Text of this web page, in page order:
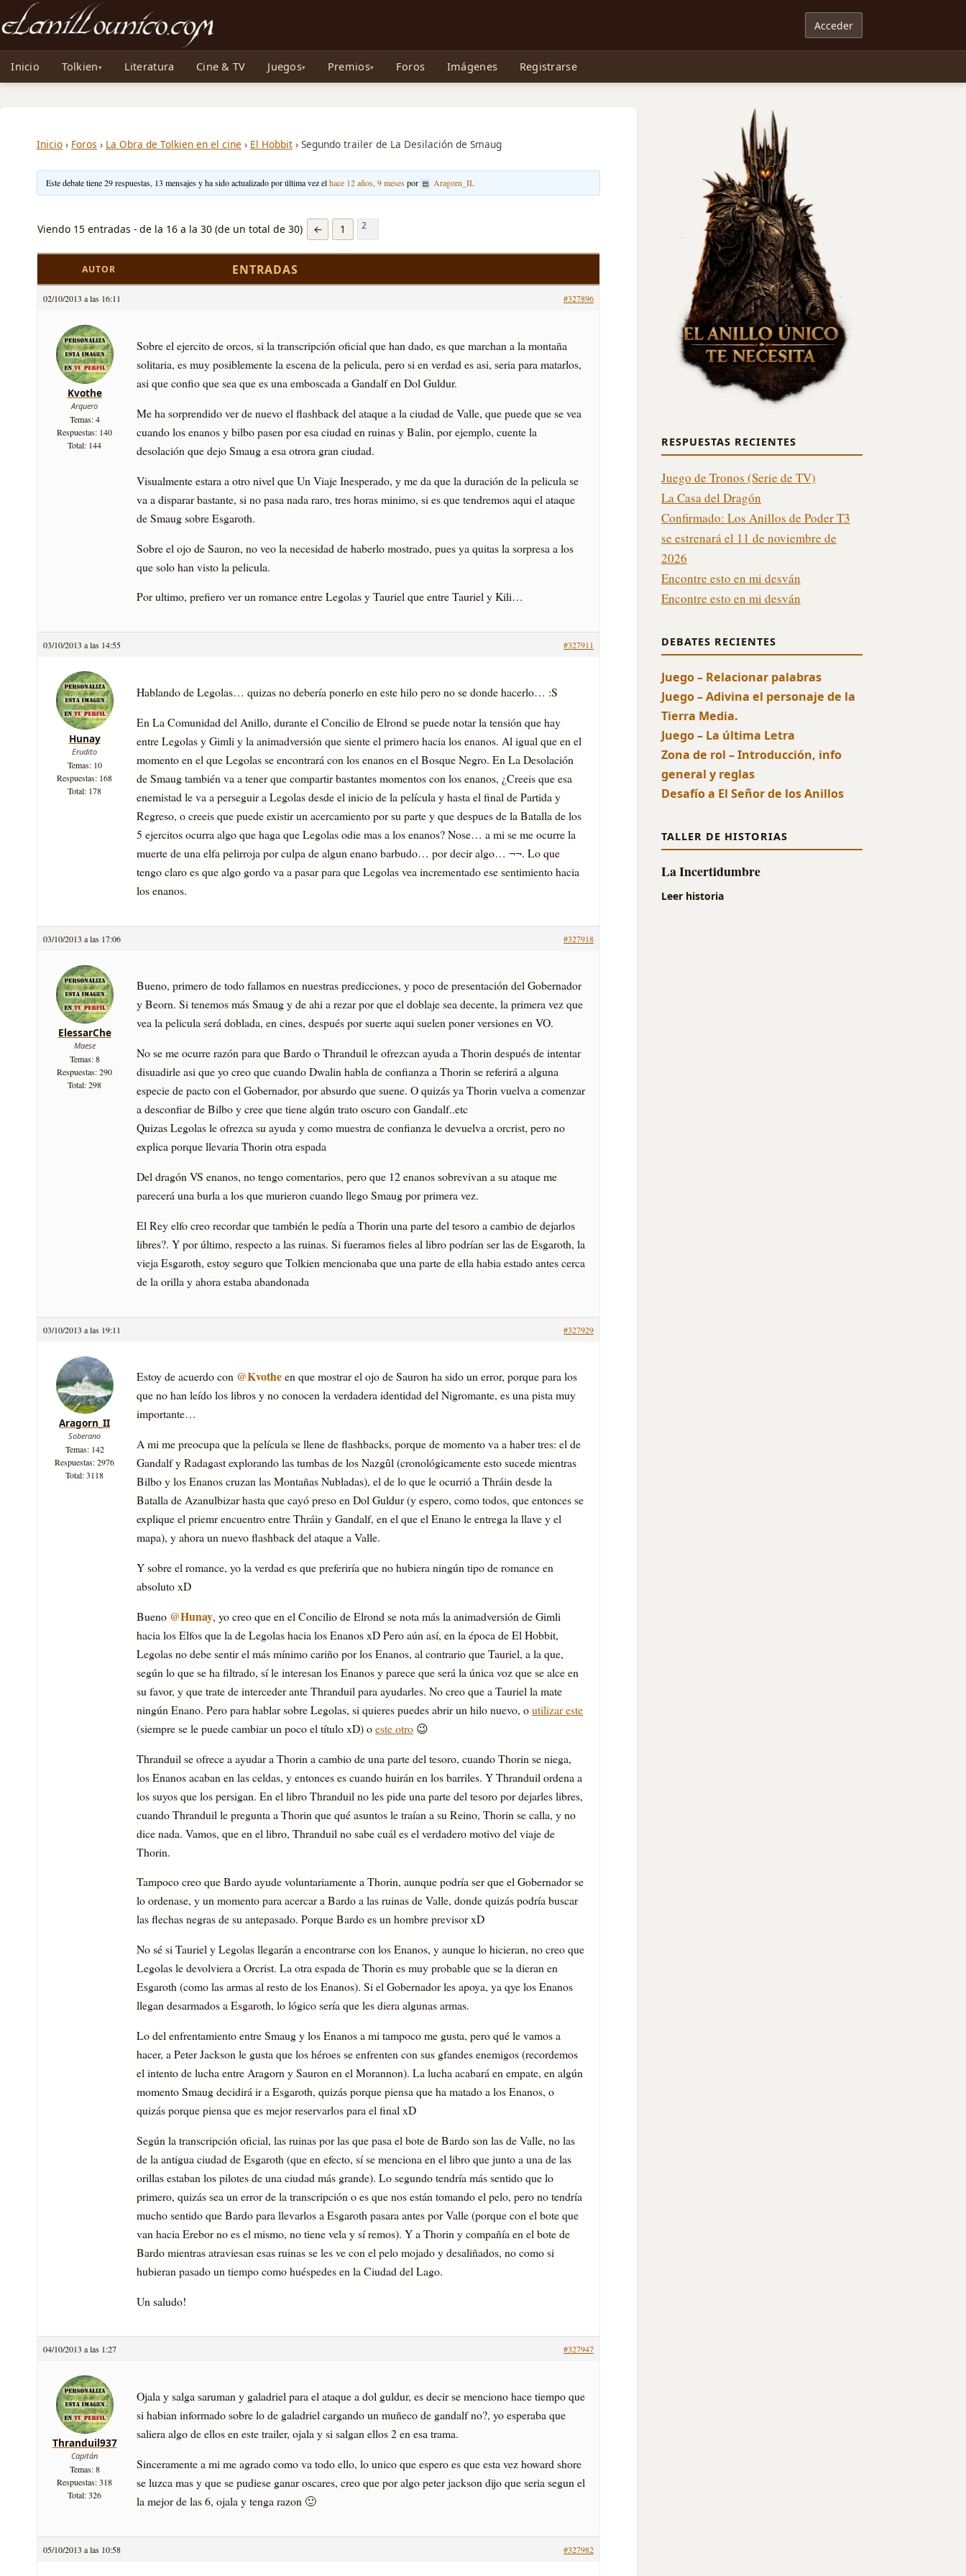
Noticias sobre Tolkien: El Señor de los Anillos, Los Anillos de Poder, La Caza de Gollum, la Tolkienpedia y más
Acceder
Inicio Tolkien Literatura Cine & TV Juegos Premios Foros Imágenes Registrarse
Inicio › Foros › La Obra de Tolkien en el cine › El Hobbit › Segundo trailer de La Desilación de Smaug
Este debate tiene 29 respuestas, 13 mensajes y ha sido actualizado por última vez elhace 12 años, 9 mesespor Aragorn_II.
Viendo 15 entradas - de la 16 a la 30 (de un total de 30) ← 1 2
AUTOR ENTRADAS
02/10/2013 a las 16:11 #327896
Kvothe
Arquero
Temas: 4
Respuestas: 140
Total: 144
Sobre el ejercito de orcos, si la transcripción oficial que han dado, es que marchan a la montaña
solitaria, es muy posiblemente la escena de la pelicula, pero si en verdad es asi, seria para matarlos,
asi que confio que sea que es una emboscada a Gandalf en Dol Guldur.
Me ha sorprendido ver de nuevo el flashback del ataque a la ciudad de Valle, que puede que se vea
cuando los enanos y bilbo pasen por esa ciudad en ruinas y Balin, por ejemplo, cuente la
desolación que dejo Smaug a esa otrora gran ciudad.
Visualmente estara a otro nivel que Un Viaje Inesperado, y me da que la duración de la pelicula se
va a disparar bastante, si no pasa nada raro, tres horas minimo, si es que tendremos aqui el ataque
de Smaug sobre Esgaroth.
Sobre el ojo de Sauron, no veo la necesidad de haberlo mostrado, pues ya quitas la sorpresa a los
que solo han visto la pelicula.
Por ultimo, prefiero ver un romance entre Legolas y Tauriel que entre Tauriel y Kili…
03/10/2013 a las 14:55 #327911
Hunay
Erudito
Temas: 10
Respuestas: 168
Total: 178
Hablando de Legolas… quizas no debería ponerlo en este hilo pero no se donde hacerlo… :S
En La Comunidad del Anillo, durante el Concilio de Elrond se puede notar la tensión que hay
entre Legolas y Gimli y la animadversión que siente el primero hacia los enanos. Al igual que en el
momento en el que Legolas se encontrará con los enanos en el Bosque Negro. En La Desolación
de Smaug también va a tener que compartir bastantes momentos con los enanos, ¿Creeis que esa
enemistad le va a perseguir a Legolas desde el inicio de la película y hasta el final de Partida y
Regreso, o creeis que puede existir un acercamiento por su parte y que despues de la Batalla de los
5 ejercitos ocurra algo que haga que Legolas odie mas a los enanos? Nose… a mi se me ocurre la
muerte de una elfa pelirroja por culpa de algun enano barbudo… por decir algo… ¬¬. Lo que
tengo claro es que algo gordo va a pasar para que Legolas vea incrementado ese sentimiento hacia
los enanos.
03/10/2013 a las 17:06 #327918
ElessarChe
Maese
Temas: 8
Respuestas: 290
Total: 298
Bueno, primero de todo fallamos en nuestras predicciones, y poco de presentación del Gobernador
y Beorn. Si tenemos más Smaug y de ahi a rezar por que el doblaje sea decente, la primera vez que
vea la pelicula será doblada, en cines, después por suerte aqui suelen poner versiones en VO.
No se me ocurre razón para que Bardo o Thranduil le ofrezcan ayuda a Thorin después de intentar
disuadirle asi que yo creo que cuando Dwalin habla de confianza a Thorin se referirá a alguna
especie de pacto con el Gobernador, por absurdo que suene. O quizás ya Thorin vuelva a comenzar
a desconfiar de Bilbo y cree que tiene algún trato oscuro con Gandalf..etc
Quizas Legolas le ofrezca su ayuda y como muestra de confianza le devuelva a orcrist, pero no
explica porque llevaria Thorin otra espada
Del dragón VS enanos, no tengo comentarios, pero que 12 enanos sobrevivan a su ataque me
parecerá una burla a los que murieron cuando llego Smaug por primera vez.
El Rey elfo creo recordar que también le pedía a Thorin una parte del tesoro a cambio de dejarlos
libres?. Y por último, respecto a las ruinas. Si fueramos fieles al libro podrían ser las de Esgaroth, la
vieja Esgaroth, estoy seguro que Tolkien mencionaba que una parte de ella habia estado antes cerca
de la orilla y ahora estaba abandonada
03/10/2013 a las 19:11 #327929
Aragorn_II
Soberano
Temas: 142
Respuestas: 2976
Total: 3118
Estoy de acuerdo con @Kvotheen que mostrar el ojo de Sauron ha sido un error, porque para los
que no han leído los libros y no conocen la verdadera identidad del Nigromante, es una pista muy
importante…
A mi me preocupa que la película se llene de flashbacks, porque de momento va a haber tres: el de
Gandalf y Radagast explorando las tumbas de los Nazgûl (cronológicamente esto sucede mientras
Bilbo y los Enanos cruzan las Montañas Nubladas), el de lo que le ocurrió a Thráin desde la
Batalla de Azanulbizar hasta que cayó preso en Dol Guldur (y espero, como todos, que entonces se
explique el priemr encuentro entre Thráin y Gandalf, en el que el Enano le entrega la llave y el
mapa), y ahora un nuevo flashback del ataque a Valle.
Y sobre el romance, yo la verdad es que preferiría que no hubiera ningún tipo de romance en
absoluto xD
Bueno @Hunay, yo creo que en el Concilio de Elrond se nota más la animadversión de Gimli
hacia los Elfos que la de Legolas hacia los Enanos xD Pero aún así, en la época de El Hobbit,
Legolas no debe sentir el más mínimo cariño por los Enanos, al contrario que Tauriel, a la que,
según lo que se ha filtrado, sí le interesan los Enanos y parece que será la única voz que se alce en
su favor, y que trate de interceder ante Thranduil para ayudarles. No creo que a Tauriel la mate
ningún Enano. Pero para hablar sobre Legolas, si quieres puedes abrir un hilo nuevo, outilizar este
(siempre se le puede cambiar un poco el título xD) oeste otro 😉
Thranduil se ofrece a ayudar a Thorin a cambio de una parte del tesoro, cuando Thorin se niega,
los Enanos acaban en las celdas, y entonces es cuando huirán en los barriles. Y Thranduil ordena a
los suyos que los persigan. En el libro Thranduil no les pide una parte del tesoro por dejarles libres,
cuando Thranduil le pregunta a Thorin que qué asuntos le traían a su Reino, Thorin se calla, y no
dice nada. Vamos, que en el libro, Thranduil no sabe cuál es el verdadero motivo del viaje de
Thorin.
Tampoco creo que Bardo ayude voluntariamente a Thorin, aunque podría ser que el Gobernador se
lo ordenase, y un momento para acercar a Bardo a las ruinas de Valle, donde quizás podría buscar
las flechas negras de su antepasado. Porque Bardo es un hombre previsor xD
No sé si Tauriel y Legolas llegarán a encontrarse con los Enanos, y aunque lo hicieran, no creo que
Legolas le devolviera a Orcrist. La otra espada de Thorin es muy probable que se la dieran en
Esgaroth (como las armas al resto de los Enanos). Si el Gobernador les apoya, ya qye los Enanos
llegan desarmados a Esgaroth, lo lógico sería que les diera algunas armas.
Lo del enfrentamiento entre Smaug y los Enanos a mi tampoco me gusta, pero qué le vamos a
hacer, a Peter Jackson le gusta que los héroes se enfrenten con sus gfandes enemigos (recordemos
el intento de lucha entre Aragorn y Sauron en el Morannon). La lucha acabará en empate, en algún
momento Smaug decidirá ir a Esgaroth, quizás porque piensa que ha matado a los Enanos, o
quizás porque piensa que es mejor reservarlos para el final xD
Según la transcripción oficial, las ruinas por las que pasa el bote de Bardo son las de Valle, no las
de la antigua ciudad de Esgaroth (que en efecto, sí se menciona en el libro que junto a una de las
orillas estaban los pilotes de una ciudad más grande). Lo segundo tendría más sentido que lo
primero, quizás sea un error de la transcripción o es que nos están tomando el pelo, pero no tendría
mucho sentido que Bardo para llevarlos a Esgaroth pasara antes por Valle (porque con el bote que
van hacia Erebor no es el mismo, no tiene vela y sí remos). Y a Thorin y compañía en el bote de
Bardo mientras atraviesan esas ruinas se les ve con el pelo mojado y desaliñados, no como si
hubieran pasado un tiempo como huéspedes en la Ciudad del Lago.
Un saludo!
04/10/2013 a las 1:27 #327947
Thranduil937
Capitán
Temas: 8
Respuestas: 318
Total: 326
Ojala y salga saruman y galadriel para el ataque a dol guldur, es decir se menciono hace tiempo que
si habian informado sobre lo de galadriel cargando un muñeco de gandalf no?, yo esperaba que
saliera algo de ellos en este trailer, ojala y si salgan ellos 2 en esa trama.
Sinceramente a mi me agrado como va todo ello, lo unico que espero es que esta vez howard shore
se luzca mas y que se pudiese ganar oscares, creo que por algo peter jackson dijo que seria segun el
la mejor de las 6, ojala y tenga razon 🙂
05/10/2013 a las 10:58 #327982
RESPUESTAS RECIENTES
Juego de Tronos (Serie de TV)
La Casa del Dragón
Confirmado: Los Anillos de Poder T3
se estrenará el 11 de noviembre de
2026
Encontre esto en mi desván
Encontre esto en mi desván
DEBATES RECIENTES
Juego – Relacionar palabras
Juego – Adivina el personaje de la
Tierra Media.
Juego – La última Letra
Zona de rol – Introducción, info
general y reglas
Desafío a El Señor de los Anillos
TALLER DE HISTORIAS
La Incertidumbre
Leer historia